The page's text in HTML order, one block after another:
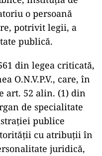
o persoană
potrivit legii, a
publică.
din legea criticată,
O.N.V.P.V., care, în
art. 52 alin. (1) din
de specialitate
publice
cu atribuţii în
juridică,